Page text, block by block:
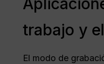
trabajo y
El modo de